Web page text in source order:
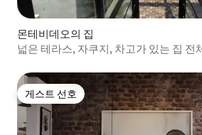
몬테비데오의 집
넓은 테라스, 자쿠지, 차고가 있는 집 전
게스트 선호
게스트 선호